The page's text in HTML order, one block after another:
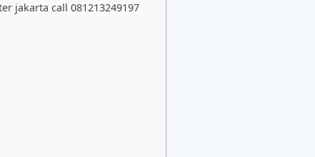
jakarta call 081213249197